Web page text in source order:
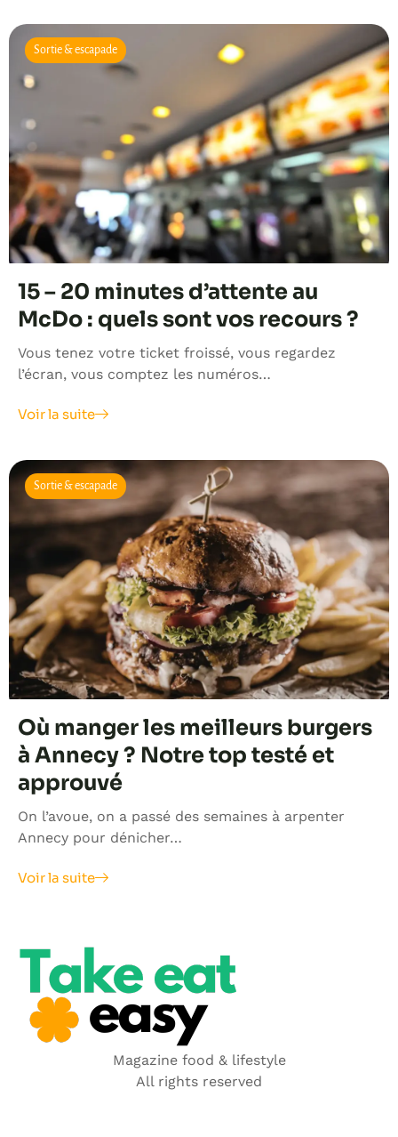
Sortie & escapade
15 – 20 minutes d’attente au
McDo : quels sont vos recours ?
Vous tenez votre ticket froissé, vous regardez
l’écran, vous comptez les numéros…
Voir la suite
Sortie & escapade
Où manger les meilleurs burgers
à Annecy ? Notre top testé et
approuvé
On l’avoue, on a passé des semaines à arpenter
Annecy pour dénicher…
Voir la suite
Magazine food & lifestyle
All rights reserved